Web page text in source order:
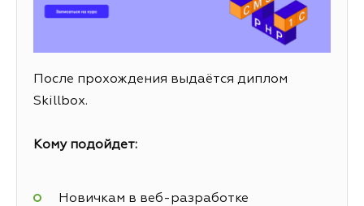
После прохождения выдаётся диплом
Skillbox.
Кому подойдет:
Новичкам в веб-разработке